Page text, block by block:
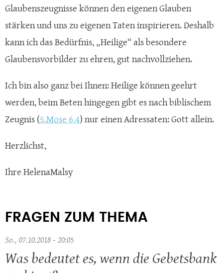
Glaubenszeugnisse können den eigenen Glauben
stärken und uns zu eigenen Taten inspirieren. Deshalb
kann ich das Bedürfnis, „Heilige“ als besondere
Glaubensvorbilder zu ehren, gut nachvollziehen.
Ich bin also ganz bei Ihnen: Heilige können geehrt
werden, beim Beten hingegen gibt es nach biblischem
Zeugnis (5.Mose 6,4) nur einen Adressaten: Gott allein.
Herzlichst,
Ihre HelenaMalsy
FRAGEN ZUM THEMA
So., 07.10.2018 - 20:05
Was bedeutet es, wenn die Gebetsbank